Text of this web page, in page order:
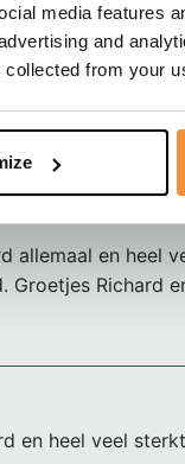
media features
and
collected from your
ineens weg, bijna
allemaal en heel
Groetjes Richard
en heel veel